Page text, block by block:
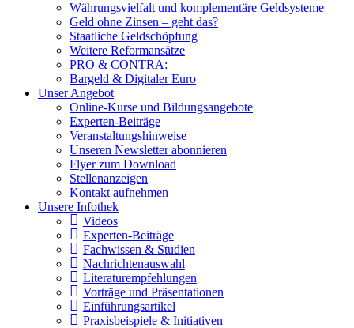
Währungsvielfalt und komplementäre Geldsysteme
Geld ohne Zinsen – geht das?
Staatliche Geldschöpfung
Weitere Reformansätze
PRO & CONTRA:
Bargeld & Digitaler Euro
Unser Angebot
Online-Kurse und Bildungsangebote
Experten-Beiträge
Veranstaltungshinweise
Unseren Newsletter abonnieren
Flyer zum Download
Stellenanzeigen
Kontakt aufnehmen
Unsere Infothek
Videos
Experten-Beiträge
Fachwissen & Studien
Nachrichtenauswahl
Literaturempfehlungen
Vorträge und Präsentationen
Einführungsartikel
Praxisbeispiele & Initiativen